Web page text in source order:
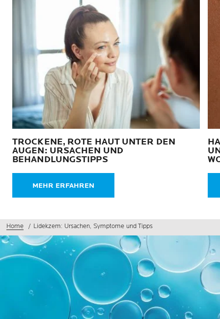
TROCKENE, ROTE HAUT UNTER DEN
AUGEN: URSACHEN UND
BEHANDLUNGSTIPPS
MEHR ERFAHREN
Home Lidekzem: Ursachen, Symptome und Tipps